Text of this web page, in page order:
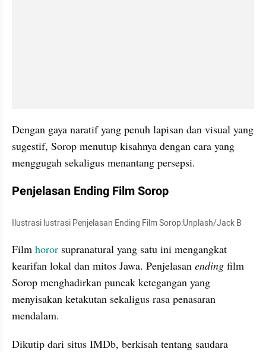
Dengan gaya naratif yang penuh lapisan dan visual yang
sugestif, Sorop menutup kisahnya dengan cara yang
menggugah sekaligus menantang persepsi.
Penjelasan Ending Film Sorop
Ilustrasi lustrasi Penjelasan Ending Film Sorop:Unplash/Jack B
Film horor supranatural yang satu ini mengangkat
kearifan lokal dan mitos Jawa. Penjelasan ending film
Sorop menghadirkan puncak ketegangan yang
menyisakan ketakutan sekaligus rasa penasaran
mendalam.
Dikutip dari situs IMDb, berkisah tentang saudara